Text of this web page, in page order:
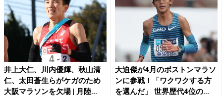
井上大仁、川内優輝、秋山清
仁、太田蒼生らがケガのため
大阪マラソンを欠場 | 月陸...
大迫傑が4月のボストンマラソ
ンに参戦！「ワクワクする方
を選んだ」 世界歴代4位の...